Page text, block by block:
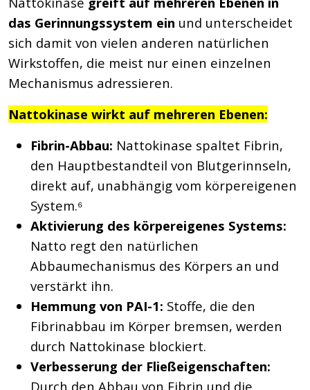
das Gerinnungssystem ein und unterscheidet
sich damit von vielen anderen natürlichen
Wirkstoffen, die meist nur einen einzelnen
Mechanismus adressieren.
Nattokinase wirkt auf mehreren Ebenen:
Fibrin-Abbau: Nattokinase spaltet Fibrin,
den Hauptbestandteil von Blutgerinnseln,
direkt auf, unabhängig vom körpereigenen
System.⁶
Aktivierung des körpereigenes Systems:
Natto regt den natürlichen
Abbaumechanismus des Körpers an und
verstärkt ihn.
Hemmung von PAI-1: Stoffe, die den
Fibrinabbau im Körper bremsen, werden
durch Nattokinase blockiert.
Verbesserung der Fließeigenschaften:
Durch den Abbau von Fibrin und die